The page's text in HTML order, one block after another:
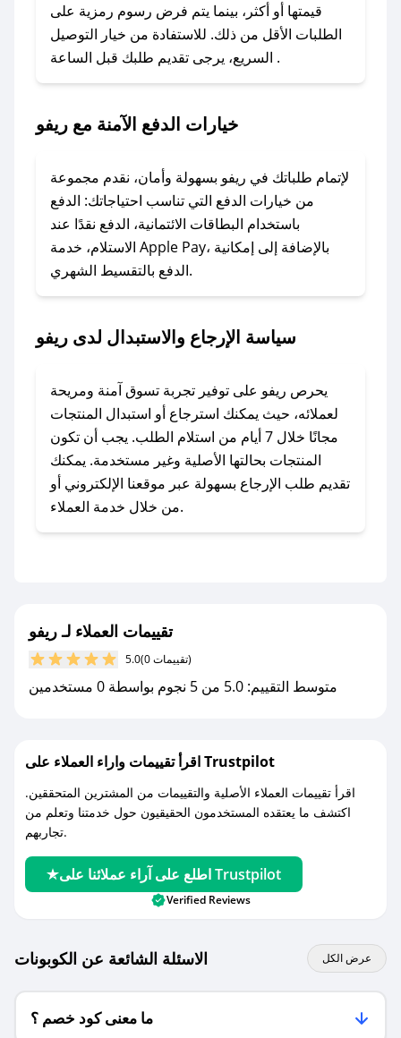
### كيفية استخدام كود خصم ريفو؟
1. انسخ كود الخصم من تطبيق صحصح.
2. الصقه في خانة الدفع عند التسوق من ريفو.
لا تقلق! يمكنك التواصل مع فريق دعم صحصح عبر
وسنقوم بحل المشكلة في أسرع وقت ممكن.
### ماذا أفعل إذا لم أجد كود خصم لمتجري
المفضل؟
في حال عدم توفر كوبونات لمتجرك المفضل، يمكنك
مراسلتنا مباشرة وسنعمل على توفير الكوبونات في
ريفو؟
للحصول على كوبونات وخصومات حصرية، قم بما
يلي:
- اضغط على أيقونة متابعة لمتجر ريفو في تطبيق
صحصح.
- تابع حسابنا الرسمي على تويتر وقم بتفعيل زر
مع صحصح، تسوق بذكاء ووفّر على كل مشترياتك مع
قيمتها أو أكثر، بينما يتم فرض رسوم رمزية على
الطلبات الأقل من ذلك. للاستفادة من خيار التوصيل
السريع، يرجى تقديم طلبك قبل الساعة .
خيارات الدفع الآمنة مع ريفو
لإتمام طلباتك في ريفو بسهولة وأمان، نقدم مجموعة
من خيارات الدفع التي تناسب احتياجاتك: الدفع
باستخدام البطاقات الائتمانية، الدفع نقدًا عند
الاستلام، خدمة Apple Pay، بالإضافة إلى إمكانية
الدفع بالتقسيط الشهري.
سياسة الإرجاع والاستبدال لدى ريفو
يحرص ريفو على توفير تجربة تسوق آمنة ومريحة
لعملائه، حيث يمكنك استرجاع أو استبدال المنتجات
مجانًا خلال 7 أيام من استلام الطلب. يجب أن تكون
المنتجات بحالتها الأصلية وغير مستخدمة. يمكنك
تقديم طلب الإرجاع بسهولة عبر موقعنا الإلكتروني أو
من خلال خدمة العملاء.
تقييمات العملاء لـ ريفو
5.0 (0 تقييمات)
متوسط التقييم: 5.0 من 5 نجوم بواسطة 0 مستخدمين
اقرأ تقييمات واراء العملاء على Trustpilot
اقرأ تقييمات العملاء الأصلية والتقييمات من المشترين المتحققين.
اكتشف ما يعتقده المستخدمون الحقيقيون حول خدمتنا وتعلم من
تجاربهم.
اطلع على آراء عملائنا على Trustpilot
Verified Reviews
الاسئلة الشائعة عن الكوبونات عرض الكل
ما معنى كود خصم ؟